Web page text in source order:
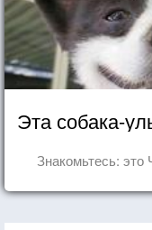
Эта собака-
Знакомьтесь: